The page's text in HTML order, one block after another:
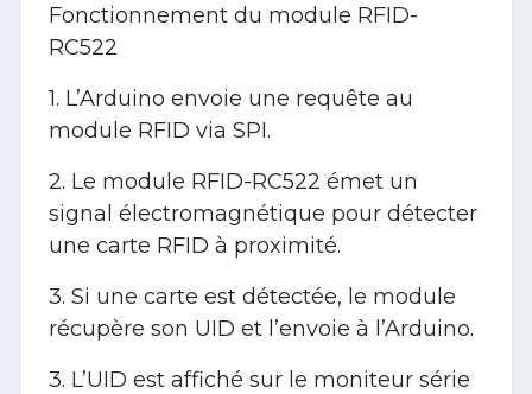
Fonctionnement du module RFID-
RC522
1. L’Arduino envoie une requête au
module RFID via SPI.
2. Le module RFID-RC522 émet un
signal électromagnétique pour détecter
une carte RFID à proximité.
3. Si une carte est détectée, le module
récupère son UID et l’envoie à l’Arduino.
3. L’UID est affiché sur le moniteur série